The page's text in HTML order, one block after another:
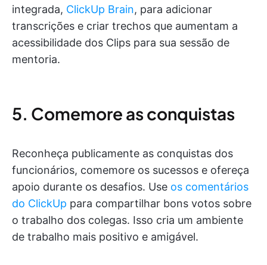
integrada, ClickUp Brain, para adicionar
transcrições e criar trechos que aumentam a
acessibilidade dos Clips para sua sessão de
mentoria.
5. Comemore as conquistas
Reconheça publicamente as conquistas dos
funcionários, comemore os sucessos e ofereça
apoio durante os desafios. Use os comentários
do ClickUp para compartilhar bons votos sobre
o trabalho dos colegas. Isso cria um ambiente
de trabalho mais positivo e amigável.